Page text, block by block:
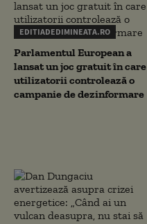
EDITIADEDIMINEATA.RO
Parlamentul European a
lansat un joc gratuit în care
utilizatorii controlează o
campanie de dezinformare